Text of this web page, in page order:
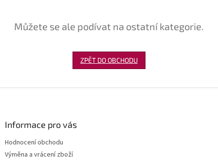
Můžete se ale podívat na ostatní kategorie.
ZPĚT DO OBCHODU
Informace pro vás
Hodnocení obchodu
Výměna a vrácení zboží